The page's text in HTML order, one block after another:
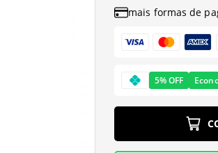
mais formas de
5% OFF